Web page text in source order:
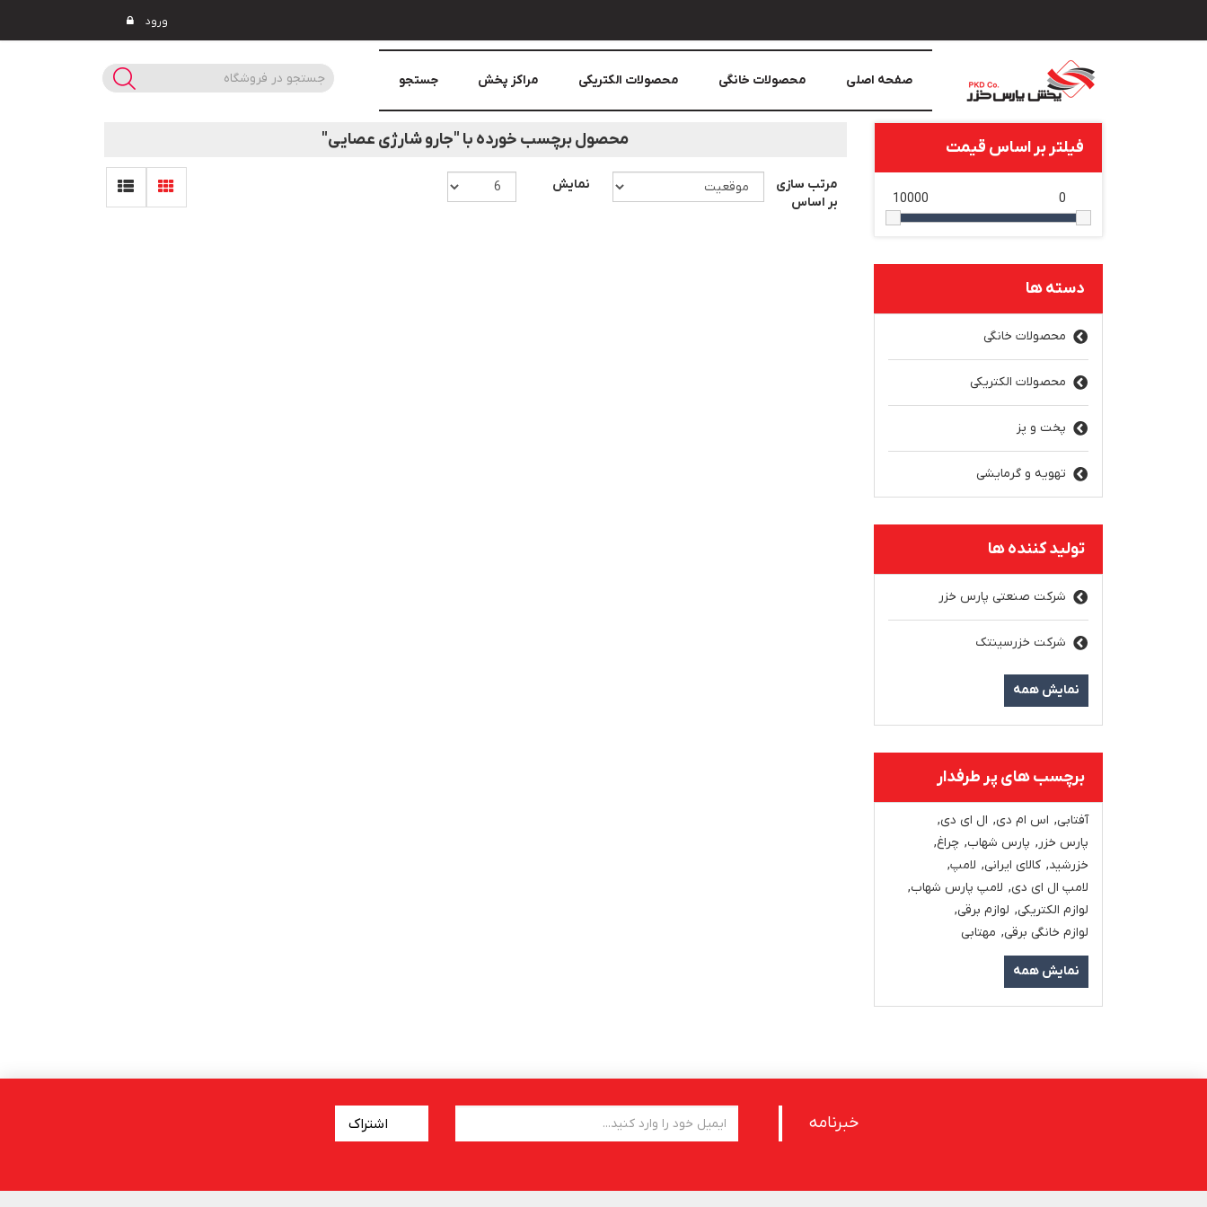
ورود
صفحه اصلی محصولات خانگی محصولات الکتریکی مراکز پخش جستجو
فیلتر بر اساس قیمت
0
10000
دسته ها
محصولات خانگی
محصولات الکتریکی
پخت و پز
تهویه و گرمایشی
تولید کننده ها
شرکت صنعتی پارس خزر
شرکت خزرسینتک
نمایش همه
برچسب های پر طرفدار
آفتابی, اس ام دی, ال ای دی,
پارس خزر, پارس شهاب, چراغ,
خزرشید, کالای ایرانی, لامپ,
لامپ ال ای دی, لامپ پارس شهاب,
لوازم الکتریکی, لوازم برقی,
لوازم خانگی برقی, مهتابی
نمایش همه
محصول برچسب خورده با "جارو شارژی عصایی"
مرتب سازی
بر اساس
نمایش
خبرنامه اشتراک